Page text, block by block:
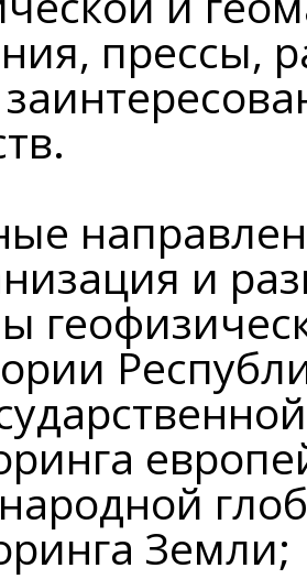
прессы,
и
Земли;